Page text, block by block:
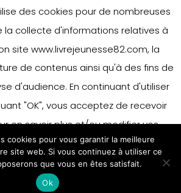
a Reply
belogged in to post a
des cookies pour de nombreuses
la collecte d'informations relatives à
site www.livrejeunesse82.com, la
de contenus ainsi qu'à des fins de
d'audience. En continuant d'utiliser
"OK", vous acceptez de recevoir
en savoir plus et/ou modifier vos
de cookies, merci de vous référer
sur les cookies.
Accepter
En savoir plus
cookies pour vous garantir la meilleure
site web. Si vous continuez à utiliser ce
que vous en êtes satisfait.
Ok